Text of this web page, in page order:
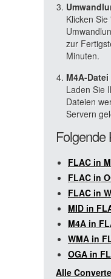
Klicken
zur
Minuten.
M4A-
Laden Sie
Dateien
Servern
Folgende
FLAC in
FLAC in
FLAC in
MID in
M4A in
WMA in
OGA in
Alle